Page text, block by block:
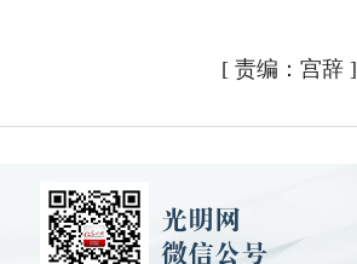
[ 责编：宫辞]